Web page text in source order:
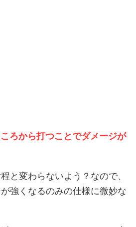
ろから打つことでダメージが
と変わらないよう？なので、
強くなるのみの仕様に微妙な